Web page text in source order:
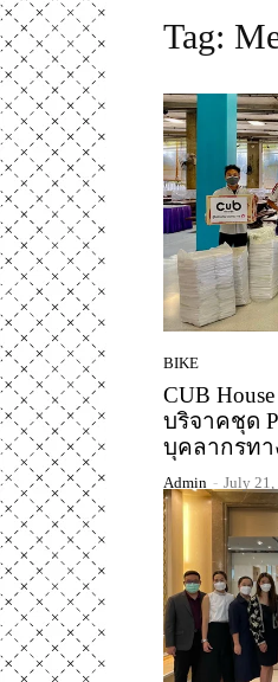
Tag:
BIKE
CUB
บริจาคชุด
บุคลากรท
Admin - July 21,